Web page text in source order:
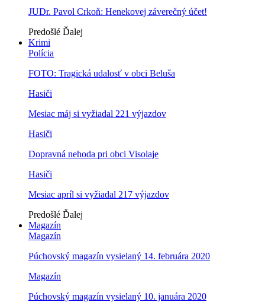
JUDr. Pavol Crkoň: Henekovej záverečný účet!
Predošlé Ďalej
Krimi
Polícia
FOTO: Tragická udalosť v obci Beluša
Hasiči
Mesiac máj si vyžiadal 221 výjazdov
Hasiči
Dopravná nehoda pri obci Visolaje
Hasiči
Mesiac apríl si vyžiadal 217 výjazdov
Predošlé Ďalej
Magazín
Magazín
Púchovský magazín vysielaný 14. februára 2020
Magazín
Púchovský magazín vysielaný 10. januára 2020